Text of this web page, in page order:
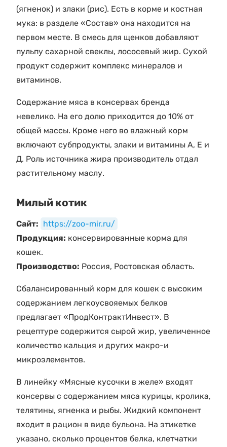
(ягненок) и злаки (рис). Есть в корме и костная
мука: в разделе «Состав» она находится на
первом месте. В смесь для щенков добавляют
пульпу сахарной свеклы, лососевый жир. Сухой
продукт содержит комплекс минералов и
витаминов.
Содержание мяса в консервах бренда
невелико. На его долю приходится до 10% от
общей массы. Кроме него во влажный корм
включают субпродукты, злаки и витамины А, Е и
Д. Роль источника жира производитель отдал
растительному маслу.
Милый котик
Сайт: https://zoo-mir.ru/
Продукция: консервированные корма для
кошек.
Производство: Россия, Ростовская область.
Сбалансированный корм для кошек с высоким
содержанием легкоусвояемых белков
предлагает «ПродКонтрактИнвест». В
рецептуре содержится сырой жир, увеличенное
количество кальция и других макро-и
микроэлементов.
В линейку «Мясные кусочки в желе» входят
консервы с содержанием мяса курицы, кролика,
телятины, ягненка и рыбы. Жидкий компонент
входит в рацион в виде бульона. На этикетке
указано, сколько процентов белка, клетчатки